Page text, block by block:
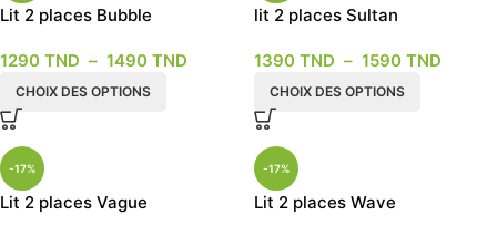
Lit 2 places Bubble
1290 TND – 1490 TND
CHOIX DES OPTIONS
lit 2 places Sultan
1390 TND – 1590 TND
CHOIX DES OPTIONS
-17%
Lit 2 places Vague
-17%
Lit 2 places Wave